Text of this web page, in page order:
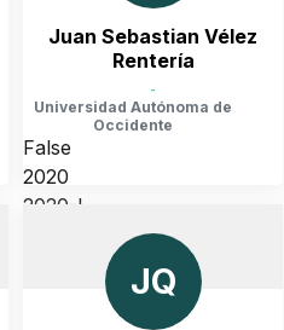
Juan Sebastian Vélez
Rentería
-
Universidad Autónoma de
Occidente
False
2020
2020-I
JQ